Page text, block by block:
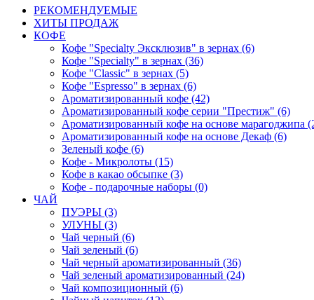
РЕКОМЕНДУЕМЫЕ
ХИТЫ ПРОДАЖ
КОФЕ
Кофе "Specialty Эксклюзив" в зернах (6)
Кофе "Specialty" в зернах (36)
Кофе "Classic" в зернах (5)
Кофе "Espresso" в зернах (6)
Ароматизированный кофе (42)
Ароматизированный кофе серии "Престиж" (6)
Ароматизированный кофе на основе марагоджипа
Ароматизированный кофе на основе Декаф (6)
Зеленый кофе (6)
Кофе - Микролоты (15)
Кофе в какао обсыпке (3)
Кофе - подарочные наборы (0)
ЧАЙ
ПУЭРЫ (3)
УЛУНЫ (3)
Чай черный (6)
Чай зеленый (6)
Чай черный ароматизированный (36)
Чай зеленый ароматизированный (24)
Чай композиционный (6)